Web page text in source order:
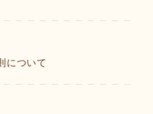
について